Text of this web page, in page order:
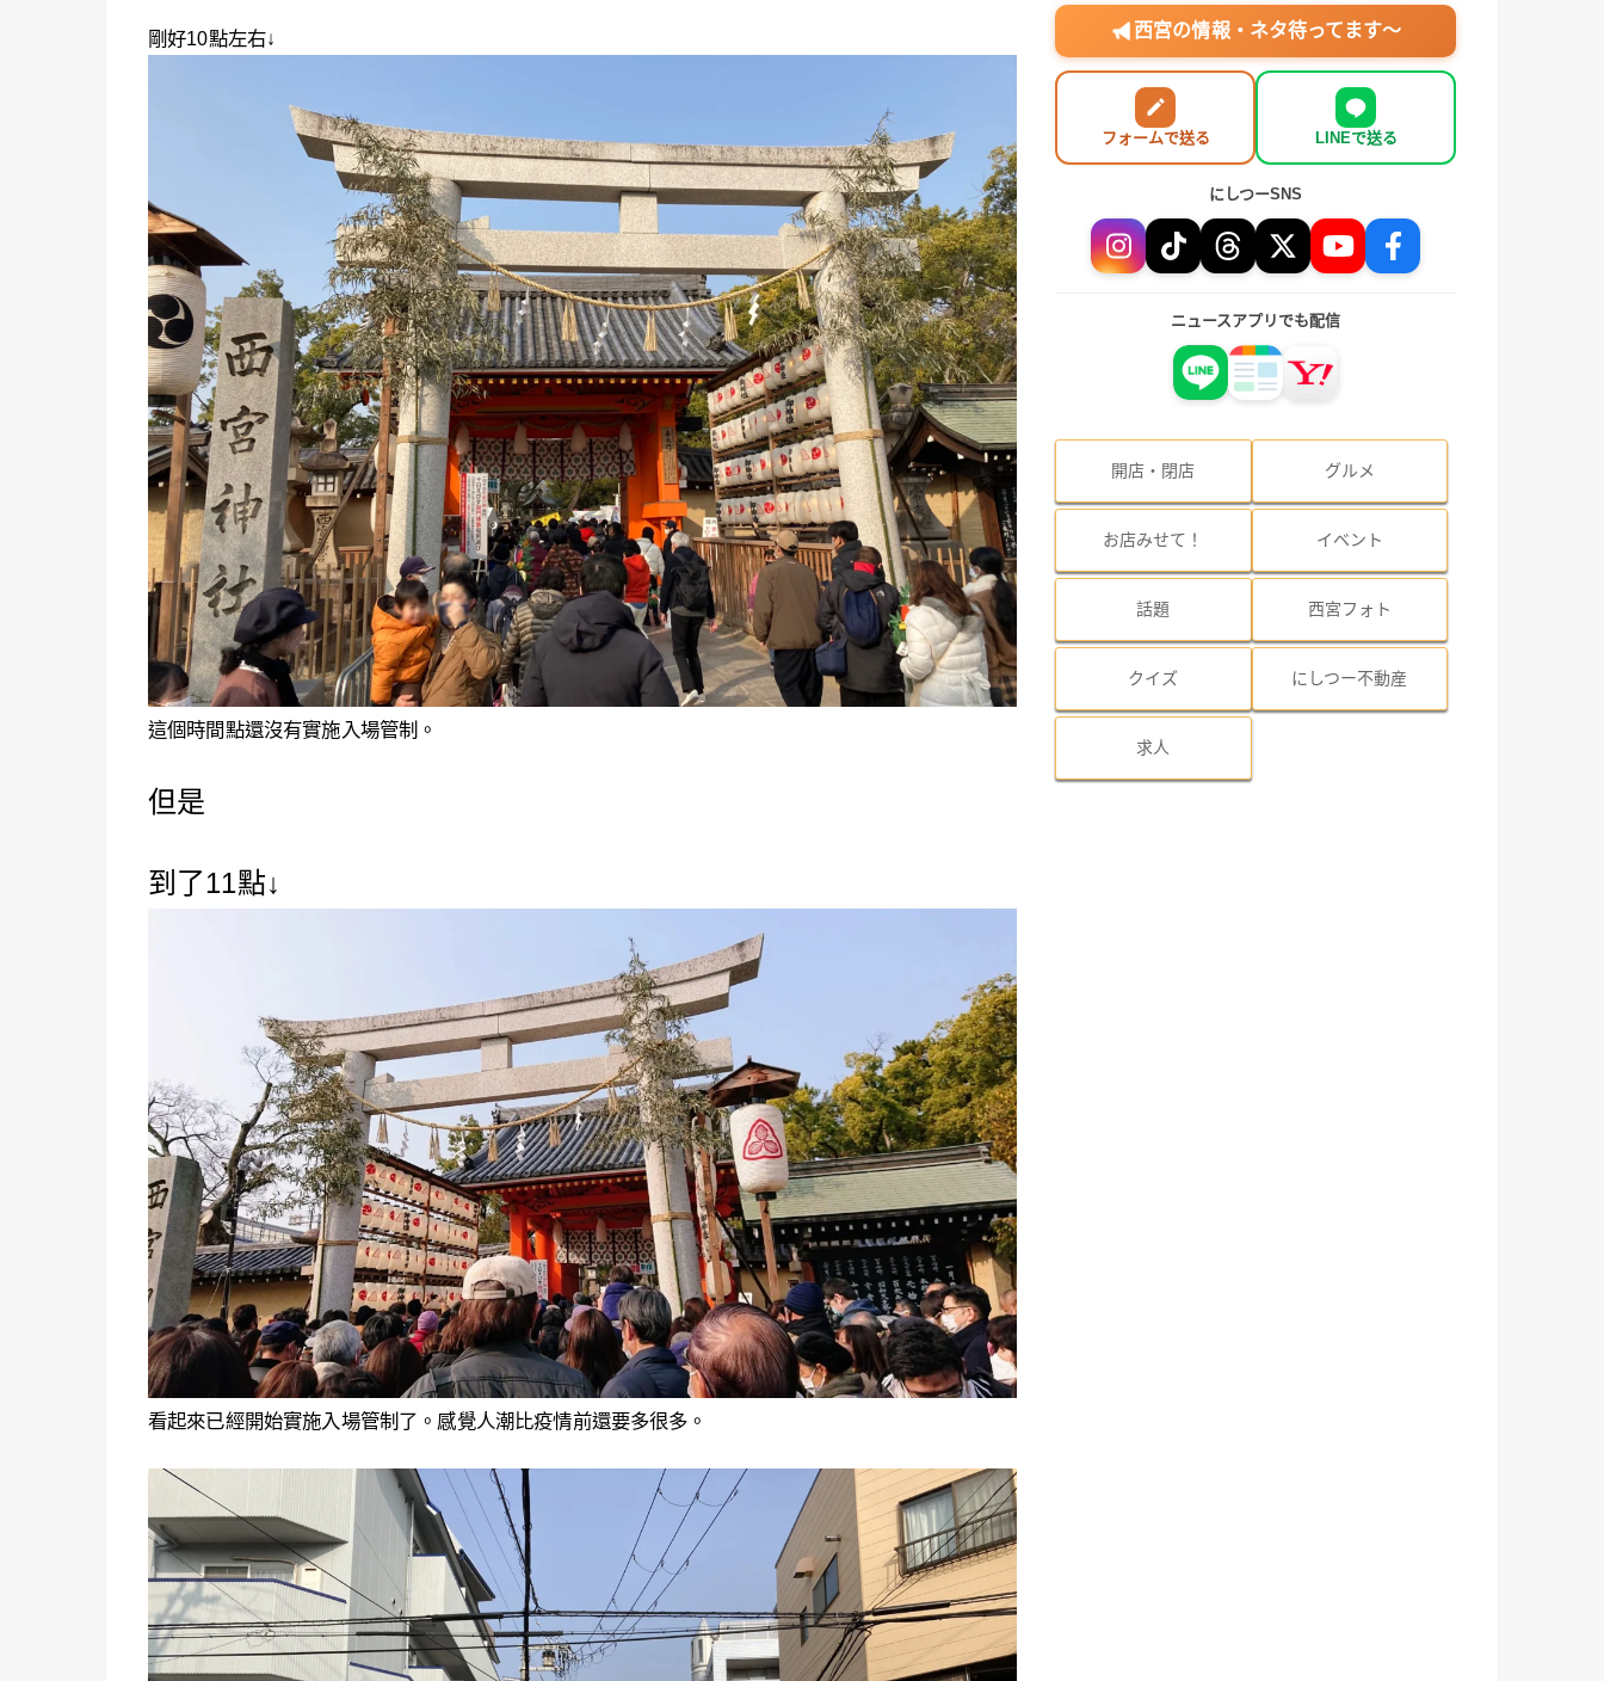
剛好10點左右↓
這個時間點還沒有實施入場管制。
但是
到了11點↓
看起來已經開始實施入場管制了。感覺人潮比疫情前還要多很多。
西宮の情報・ネタ待ってます〜
フォームで送る LINEで送る
にしつーSNS
ニュースアプリでも配信
開店・閉店 グルメ
お店みせて！ イベント
話題 西宮フォト
クイズ にしつー不動産
求人